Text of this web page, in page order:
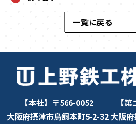
一覧に戻る
【本社】〒566-0052
大阪府摂津市鳥飼本町5-2-32
【
大阪